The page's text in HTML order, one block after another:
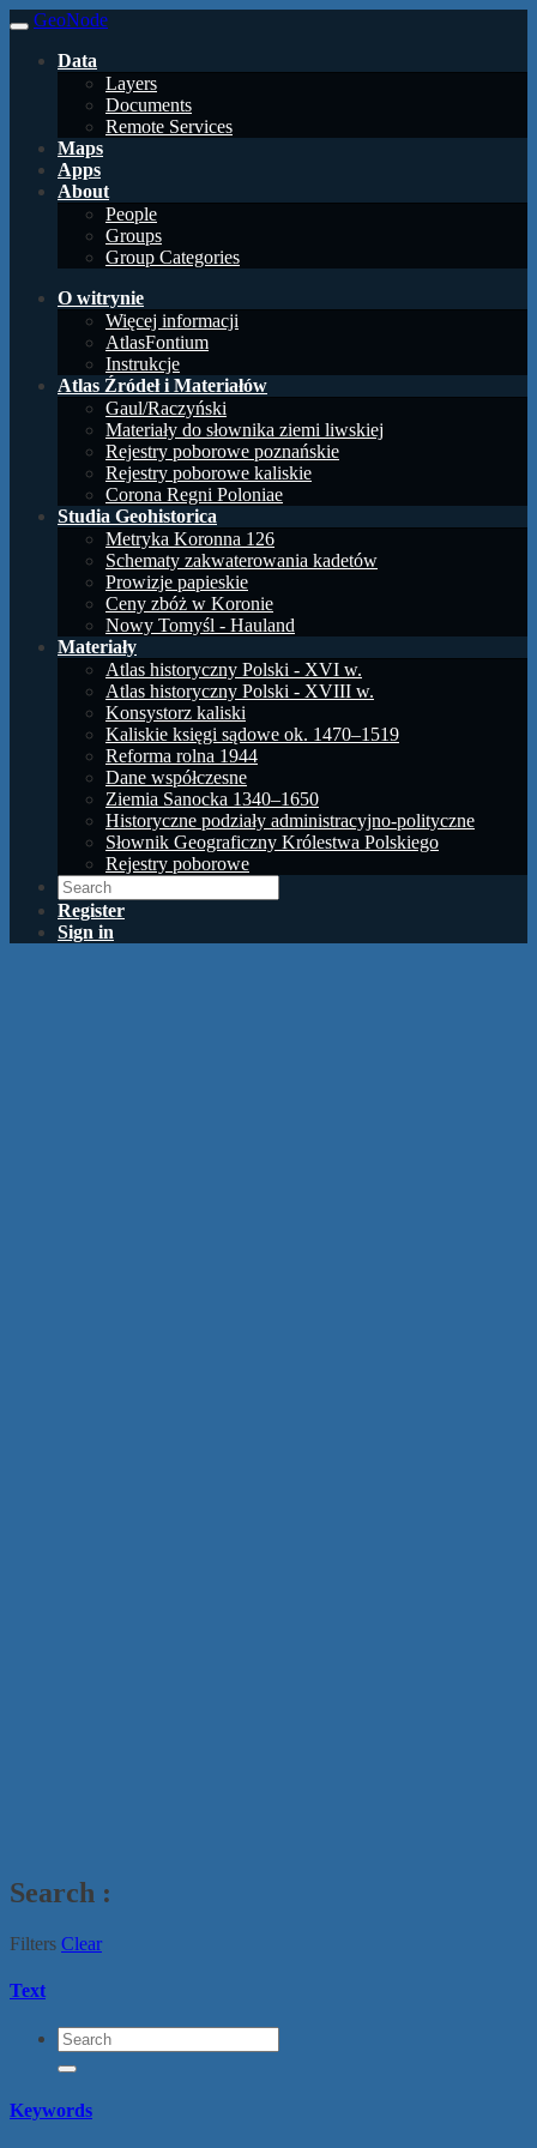
GeoNode
Data
Layers
Documents
Remote Services
Maps
Apps
About
People
Groups
Group Categories
O witrynie
Więcej informacji
AtlasFontium
Instrukcje
Atlas Źródeł i Materiałów
Gaul/Raczyński
Materiały do słownika ziemi liwskiej
Rejestry poborowe poznańskie
Rejestry poborowe kaliskie
Corona Regni Poloniae
Studia Geohistorica
Metryka Koronna 126
Schematy zakwaterowania kadetów
Prowizje papieskie
Ceny zbóż w Koronie
Nowy Tomyśl - Hauland
Materiały
Atlas historyczny Polski - XVI w.
Atlas historyczny Polski - XVIII w.
Konsystorz kaliski
Kaliskie księgi sądowe ok. 1470–1519
Reforma rolna 1944
Dane współczesne
Ziemia Sanocka 1340–1650
Historyczne podziały administracyjno-polityczne
Słownik Geograficzny Królestwa Polskiego
Rejestry poborowe
Register
Sign in
Search :
Filters Clear
Text
Keywords